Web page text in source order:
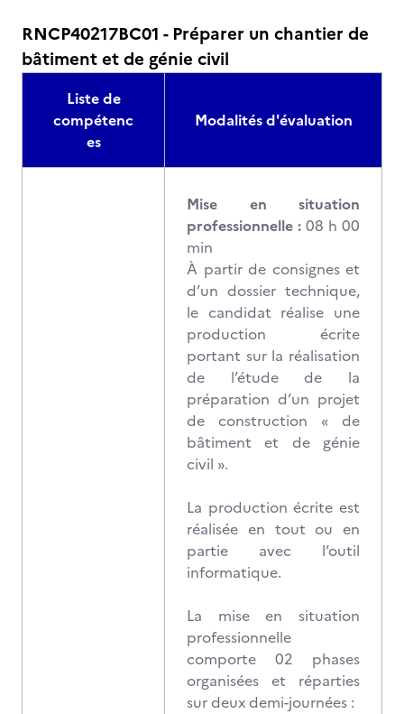
RNCP40217BC01 - Préparer un chantier de
bâtiment et de génie civil
Liste de
compétenc
es
Modalités d'évaluation
Mise en situation
professionnelle : 08 h 00
min
À partir de consignes et
d’un dossier technique,
le candidat réalise une
production écrite
portant sur la réalisation
de l’étude de la
préparation d’un projet
de construction « de
bâtiment et de génie
civil ».
La production écrite est
réalisée en tout ou en
partie avec l’outil
informatique.
La mise en situation
professionnelle
comporte 02 phases
organisées et réparties
sur deux demi-journées :